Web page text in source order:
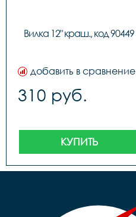
Вилка 12" краш., код 90449
добавить в сравнение
310 руб.
КУПИТЬ